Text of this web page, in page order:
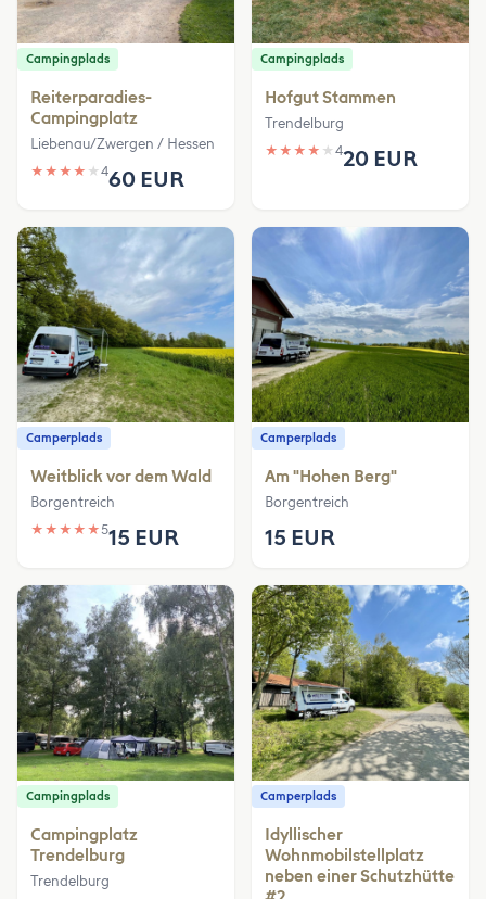
Campingplads
Reiterparadies-
Campingplatz
Liebenau/Zwergen / Hessen
★ ★ ★ ★ ★ 460 EUR
Campingplads
Hofgut Stammen
Trendelburg
★ ★ ★ ★ ★ 420 EUR
Camperplads
Weitblick vor dem Wald
Borgentreich
★ ★ ★ ★ ★515 EUR
Camperplads
Am "Hohen Berg"
Borgentreich
15 EUR
Campingplads
Campingplatz
Trendelburg
Trendelburg
Camperplads
Idyllischer
Wohnmobilstellplatz
neben einer Schutzhütte